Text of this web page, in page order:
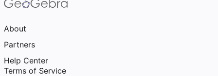
About
Partners
Help Center
Terms of Service